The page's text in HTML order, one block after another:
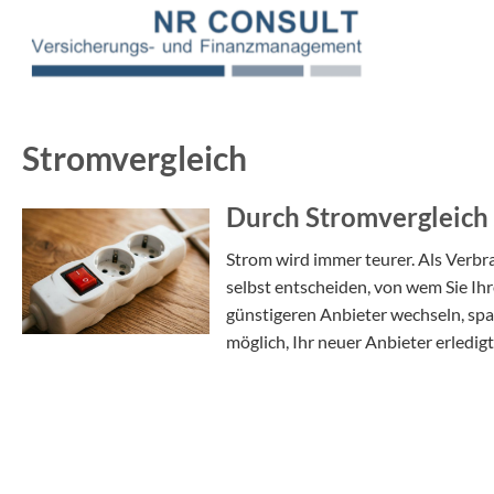
Stromvergleich
Durch Stromvergleich
Strom wird immer teurer. Als
selbst entscheiden, von wem Sie
günstigeren Anbieter wechseln,
möglich, Ihr neuer Anbieter